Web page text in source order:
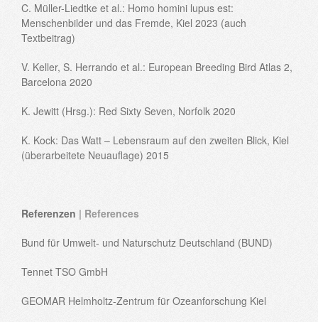
C. Müller-Liedtke et al.: Homo homini lupus est:
Menschenbilder und das Fremde, Kiel 2023 (auch
Textbeitrag)
V. Keller, S. Herrando et al.: European Breeding Bird Atlas 2,
Barcelona 2020
K. Jewitt (Hrsg.): Red Sixty Seven, Norfolk 2020
K. Kock: Das Watt – Lebensraum auf den zweiten Blick, Kiel
(überarbeitete Neuauflage) 2015
Referenzen | References
Bund für Umwelt- und Naturschutz Deutschland (BUND)
Tennet TSO GmbH
GEOMAR Helmholtz-Zentrum für Ozeanforschung Kiel